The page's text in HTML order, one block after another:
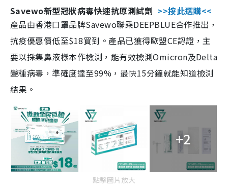
Savewo新型冠狀病毒快速抗原測試劑 >>按此選購<<
產品由香港口罩品牌Savewo聯乘DEEPBLUE合作推出，
抗疫優惠價低至$18買到。產品已獲得歐盟CE認證，主
要以採集鼻液樣本作檢測，能有效檢測Omicron及Delta
變種病毒，準確度達至99%，最快15分鐘就能知道檢測
結果。
+2
點擊圖片放大